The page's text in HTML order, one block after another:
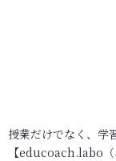
授業だけでなく、学
【educoach.labo